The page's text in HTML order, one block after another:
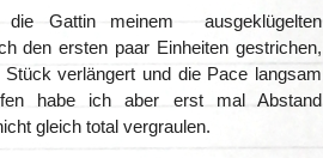
Gattin meinem ausgeklügelten
den ersten paar Einheiten gestrichen,
verlängert und die Pace langsam
habe ich aber erst mal Abstand
gleich total vergraulen.